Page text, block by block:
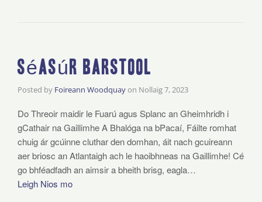
Séasúr Barstool
Posted by Foireann Woodquayon Nollaig 7, 2023
Do Threoir maidir le Fuarú agus Splanc an Gheimhridh i
gCathair na Gaillimhe A Bhalóga na bPacaí, Fáilte romhat
chuig ár gcúinne cluthar den domhan, áit nach gcuireann
aer briosc an Atlantaigh ach le haoibhneas na Gaillimhe! Cé
go bhféadfadh an aimsir a bheith brisg, eagla…
Leigh Nios mo